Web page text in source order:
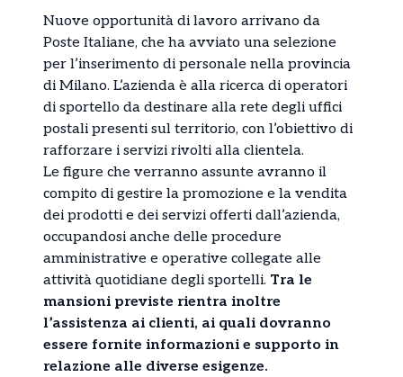
Nuove opportunità di lavoro arrivano da
Poste Italiane, che ha avviato una selezione
per l’inserimento di personale nella provincia
di Milano. L’azienda è alla ricerca di operatori
di sportello da destinare alla rete degli uffici
postali presenti sul territorio, con l’obiettivo di
rafforzare i servizi rivolti alla clientela.
Le figure che verranno assunte avranno il
compito di gestire la promozione e la vendita
dei prodotti e dei servizi offerti dall’azienda,
occupandosi anche delle procedure
amministrative e operative collegate alle
attività quotidiane degli sportelli. Tra le
mansioni previste rientra inoltre
l’assistenza ai clienti, ai quali dovranno
essere fornite informazioni e supporto in
relazione alle diverse esigenze.